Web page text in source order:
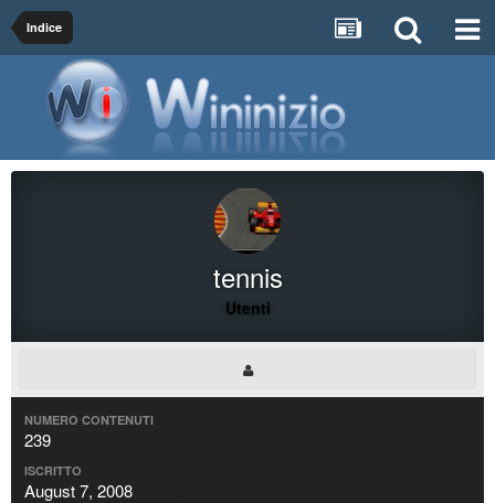
Indice
tennis
Utenti
NUMERO CONTENUTI
239
ISCRITTO
August 7, 2008